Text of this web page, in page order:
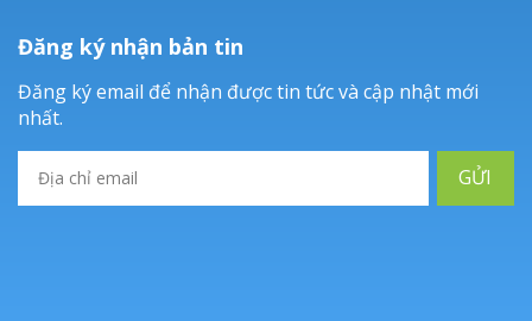
Đăng ký nhận bản tin
Đăng ký email để nhận được tin tức và cập nhật mới
nhất.
GỬI